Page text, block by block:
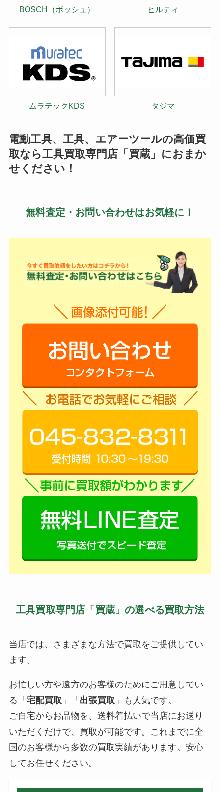
BOSCH（ボッシュ） ヒルティ
ムラテックKDS タジマ
電動工具、工具、エアーツールの高価買
取なら工具買取専門店「買蔵」におまか
せください！
無料査定・お問い合わせはお気軽に！
工具買取専門店「買蔵」の選べる買取方法
当店では、さまざまな方法で買取をご提供してい
ます。
お忙しい方や遠方のお客様のためにご用意してい
る「 宅配買取 」「 出張買取 」も人気です。
ご自宅からお品物を、送料着払いで当店にお送り
いただくだけで、買取が可能です。これまでに全
国のお客様から多数の買取実績があります。安心
してお任せください。